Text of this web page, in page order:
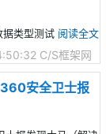
类型测试 阅读全文
C/S框架网
安全卫士报